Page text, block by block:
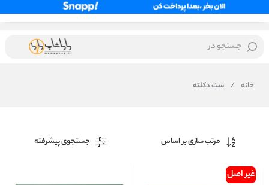
جستجو در
خانه / ست دکلته
مرتب سازی بر اساس جستجوی پیشرفته
غیر اصل